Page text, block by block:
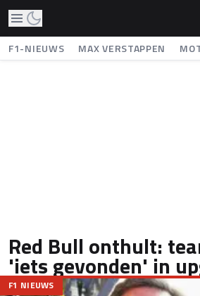
F1-NIEUWS MAX VERSTAPPEN
Red Bull onthult:
'iets gevonden' in
F1 NIEUWS